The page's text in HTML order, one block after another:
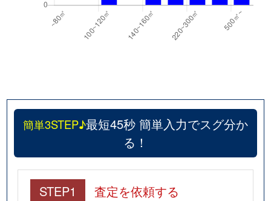
簡単3STEP♪最短45秒 簡単入力でスグ分か
る！
STEP1 査定を依頼する